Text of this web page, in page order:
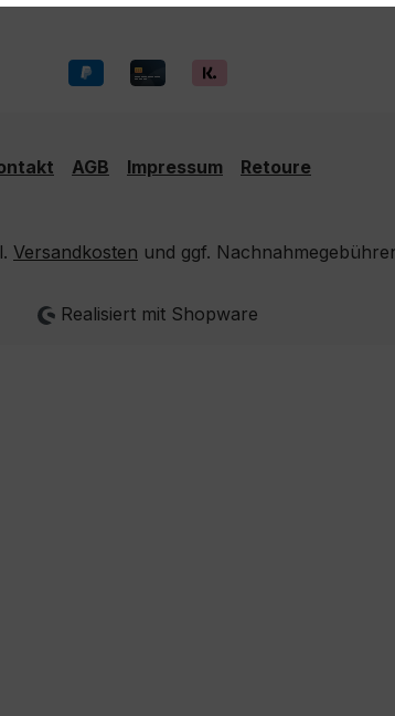
AGB Impressum Retoure
Versandkosten und ggf.
Realisiert mit Shopware